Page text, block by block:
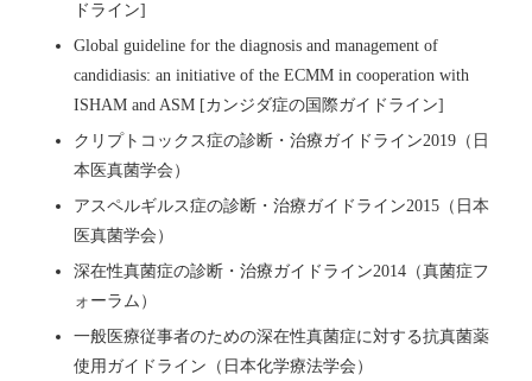
ドライン]
Global guideline for the diagnosis and management of
candidiasis: an initiative of the ECMM in cooperation with
ISHAM and ASM [カンジダ症の国際ガイドライン]
クリプトコックス症の診断・治療ガイドライン2019（日
本医真菌学会）
アスペルギルス症の診断・治療ガイドライン2015（日本
医真菌学会）
深在性真菌症の診断・治療ガイドライン2014（真菌症フ
ォーラム）
一般医療従事者のための深在性真菌症に対する抗真菌薬
使用ガイドライン（日本化学療法学会）